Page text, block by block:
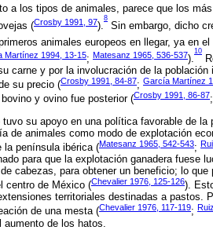
a los tipos de animales, parece que los
(Crosby 1991, 97).
8
Sin embargo, dicho
animales europeos en llegar, ya en
Martínez 1994, 13-15; Matesanz 1965, 536-537).
10
carne y por la involucración de la
su precio (Crosby 1991, 84-87; García Martínez
y ovino fue posterior (Crosby 1991, 86-87;
su apoyo en una política favorable de la
de animales como modo de explotación
la península ibérica (Matesanz 1965, 542-543;
para que la explotación ganadera fuese
cabezas, para obtener un beneficio; lo
centro de México (Chevalier 1976, 125-126).
territoriales destinadas a pastos.
de una mesta (Chevalier 1976, 117-119;
de los hatos.